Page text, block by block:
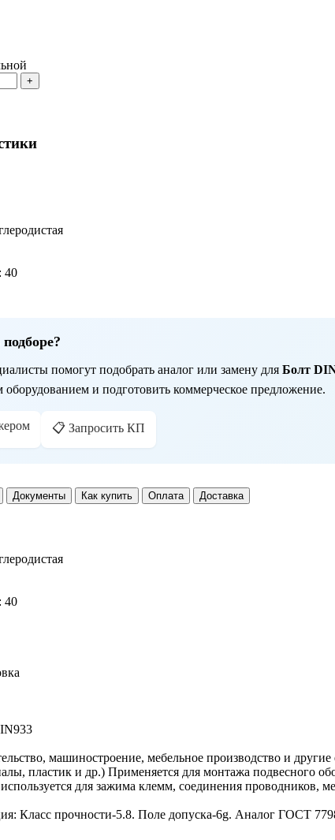
+
40
помогут подобрать аналог или замену для Болт
оборудованием и подготовить коммерческое предложение.
📋 Запросить КП
Документы Как купить Оплата Доставка
40
машиностроение, мебельное производство и
пластик и др.) Применяется для монтажа подвесного
для зажима клемм, соединения проводников,
Класс прочности-5.8. Поле допуска-6g. Аналог ГОСТ